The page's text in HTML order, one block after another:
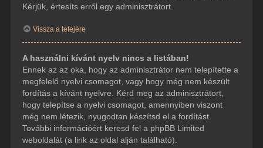
Kérjük, értesíts erről egy adminisztrátort.
Vissza a tetejére
A használni kívánt nyelv nincs a listában!
Ennek az az oka, hogy az adminisztrátor nem telepítette a
megfelelő nyelvi csomagot, vagy hogy még nem készült
fordítás a kívánt nyelvre. Kérd meg az adminisztrátort,
hogy telepítse a nyelvi csomagot, amennyiben viszont
még nem létezik, nyugodtan készítsd el a fordítást.
További információért keresd fel a phpBB Limited
weboldalát (a link az oldal alján található).